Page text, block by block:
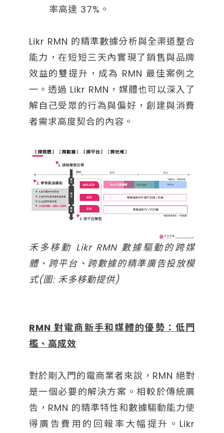
率高達 37%。
Likr RMN 的精準數據分析與全渠道整合
能力，在短短三天內實現了銷售與品牌
效益的雙提升，成為 RMN 最佳案例之
一。透過 Likr RMN，媒體也可以深入了
解自己受眾的行為與偏好，創建與消費
者需求高度契合的內容。
禾多移動 Likr RMN 數據驅動的跨媒
體、跨平台、跨數據的精準廣告投放模
式(圖: 禾多移動提供)
RMN 對電商新手和媒體的優勢：低門
檻、高成效
對於剛入門的電商業者來說，RMN 絕對
是一個必要的解決方案。相較於傳統廣
告，RMN 的精準特性和數據驅動能力使
得廣告費用的回報率大幅提升。Likr